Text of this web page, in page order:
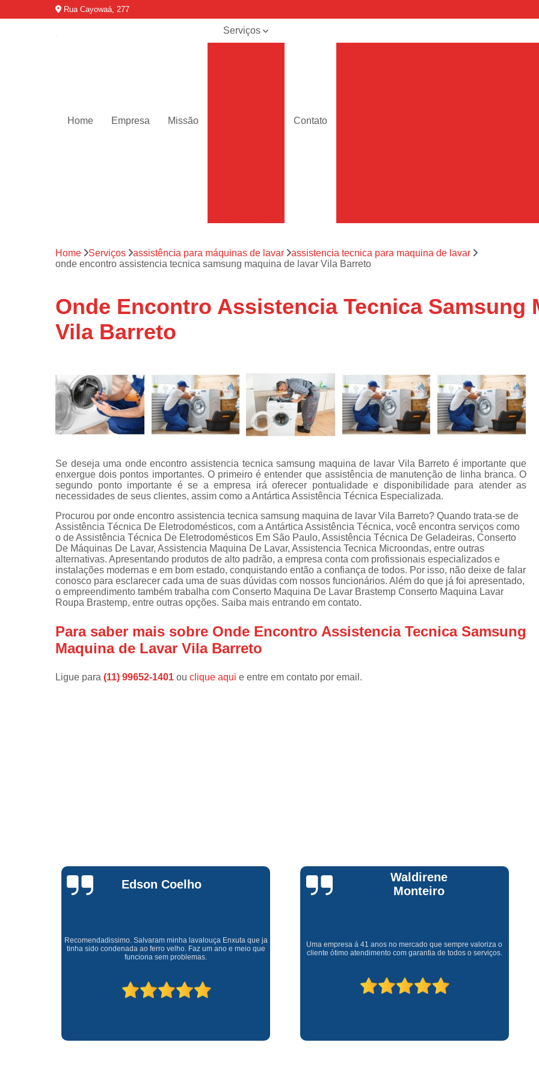
Rua Cayowaá, 277
Home Empresa Missão
Serviços
refrigeradores
técnica de
secadoras
fogão
máquinas de
lavar
Consertos de
adega
expositoras
Instalação de
fogões
Instalação de
máquinas de
lavar roupa
Instalações de
lava e seca
Manutenções
de fogão
em freezer
Contato
Assistencia Tecnica
Assistencia Tecnica Ar
Assistencia Tecnica
Assistencia Tecnica de
Assistencia Tecnica
Assistencia Tecnica para Ar Condicionado
Assistencia Tecnica de Geladeira Electrolux
Assistencia Tecnica Resfriar Geladeira
Electrolux Geladeira Assistencia
Geladeira Electrolux Assistencia
Assistencia Tecnica de Refrigerador Electrolux
Assistencia Tecnica Refrigerador
Assistencia Tecnica
Assistencia Tecnica Refrigerador Electrolux
Assistencia Tecnica Lavadora Secadora
Assistencia Tecnica Maquina Secadora de
Assistencia Tecnica
Assistencia Tecnica
Assistencia Tecnica Forno Microondas
Conserto de Maquina de Lavar
Conserto Maquina de Lavar
Conserto Maquina Lavar Roupa
Home Serviços assistência para máquinas de lavar
assistencia tecnica para maquina de lavar
onde encontro assistencia tecnica samsung maquina de lavar Vila Barreto
Onde Encontro Assistencia Tecnica Samsung
Vila Barreto
Se deseja uma onde encontro assistencia tecnica samsung maquina de lavar Vila Barreto é importante que
enxergue dois pontos importantes. O primeiro é entender que assistência de manutenção de linha branca. O
segundo ponto importante é se a empresa irá oferecer pontualidade e disponibilidade para atender as
necessidades de seus clientes, assim como a Antártica Assistência Técnica Especializada.
Procurou por onde encontro assistencia tecnica samsung maquina de lavar Vila Barreto? Quando trata-se de
Assistência Técnica De Eletrodomésticos, com a Antártica Assistência Técnica, você encontra serviços como
o de Assistência Técnica De Eletrodomésticos Em São Paulo, Assistência Técnica De Geladeiras, Conserto
De Máquinas De Lavar, Assistencia Maquina De Lavar, Assistencia Tecnica Microondas, entre outras
alternativas. Apresentando produtos de alto padrão, a empresa conta com profissionais especializados e
instalações modernas e em bom estado, conquistando então a confiança de todos. Por isso, não deixe de falar
conosco para esclarecer cada uma de suas dúvidas com nossos funcionários. Além do que já foi apresentado,
o empreendimento também trabalha com Conserto Maquina De Lavar Brastemp Conserto Maquina Lavar
Roupa Brastemp, entre outras opções. Saiba mais entrando em contato.
Para saber mais sobre Onde Encontro Assistencia Tecnica Samsung
Maquina de Lavar Vila Barreto
Ligue para (11) 99652-1401 ou clique aqui e entre em contato por email.
Waldirene
Monteiro
Uma empresa á 41 anos no mercado que sempre valoriza o
cliente ótimo atendimento com garantia de todos o serviços.
Claúdia
Andrullis
telefônico (q hj infelizmente é um problema), e a eficiência do
técnico Sr Henrique na solução do problema da minha lava e
seca q minha família não vive mais sem. #recomendo os